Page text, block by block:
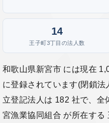
14
王子町3丁目の法人数
和歌山県新宮市 には現在
に登録されています(閉鎖
立登記法人は 182 社で、全
宮漁業協同組合 が所在する